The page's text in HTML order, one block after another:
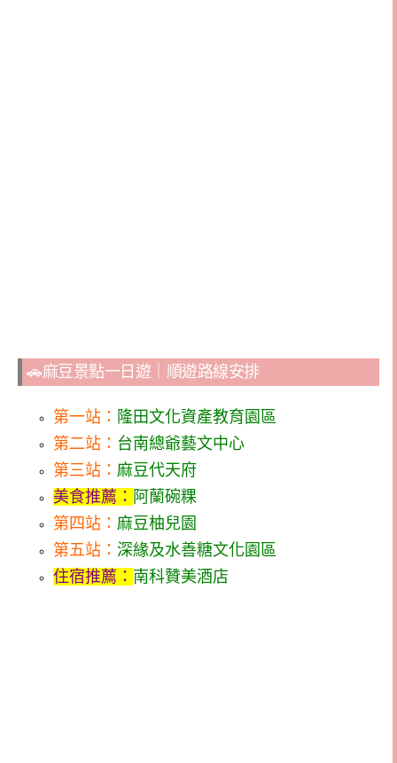
🚗麻豆景點一日遊｜順遊路線安排
第一站： 隆田文化資產教育園區
第二站： 台南總爺藝文中心
第三站： 麻豆代天府
美食推薦： 阿蘭碗粿
第四站： 麻豆柚兒園
第五站： 深緣及水善糖文化園區
住宿推薦： 南科贊美酒店